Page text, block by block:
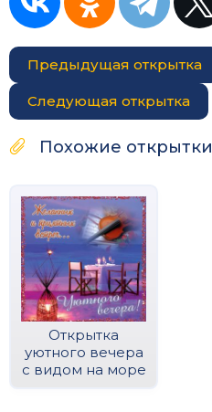
Предыдущая открытка
Следующая открытка
Похожие открытки
Открытка
уютного вечера
с видом на море